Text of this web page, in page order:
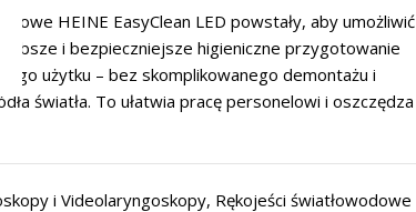
HEINE EasyClean LED powstały, aby umożliwić
i bezpieczniejsze higieniczne przygotowanie
użytku – bez skomplikowanego demontażu i
światła. To ułatwia pracę personelowi i oszczędza
i Videolaryngoskopy, Rękojeści światłowodowe